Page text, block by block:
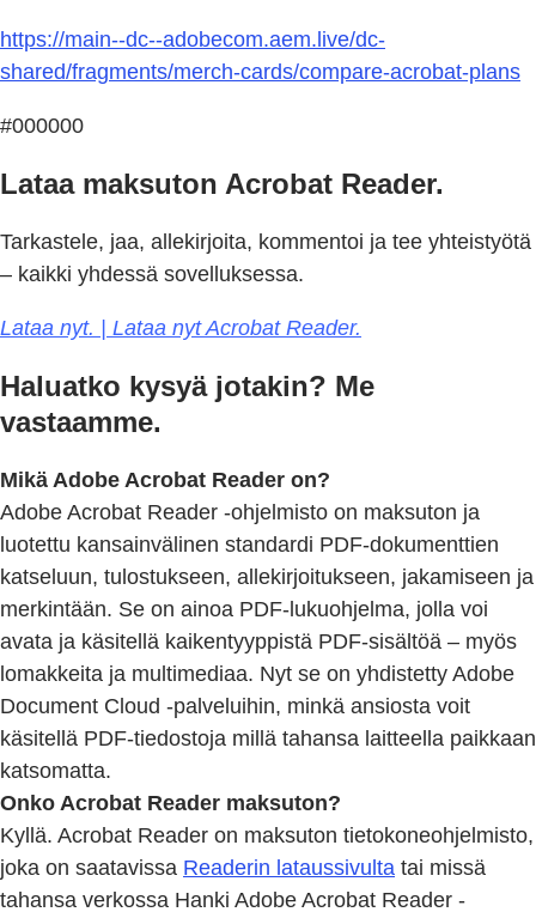
https://main--dc--adobecom.aem.live/dc-
shared/fragments/merch-cards/compare-acrobat-plans
#000000
Lataa maksuton Acrobat Reader.
Tarkastele, jaa, allekirjoita, kommentoi ja tee yhteistyötä
– kaikki yhdessä sovelluksessa.
Lataa nyt. | Lataa nyt Acrobat Reader.
Haluatko kysyä jotakin? Me
vastaamme.
Mikä Adobe Acrobat Reader on?
Adobe Acrobat Reader -ohjelmisto on maksuton ja
luotettu kansainvälinen standardi PDF-dokumenttien
katseluun, tulostukseen, allekirjoitukseen, jakamiseen ja
merkintään. Se on ainoa PDF-lukuohjelma, jolla voi
avata ja käsitellä kaikentyyppistä PDF-sisältöä – myös
lomakkeita ja multimediaa. Nyt se on yhdistetty Adobe
Document Cloud -palveluihin, minkä ansiosta voit
käsitellä PDF-tiedostoja millä tahansa laitteella paikkaan
katsomatta.
Onko Acrobat Reader maksuton?
Kyllä. Acrobat Reader on maksuton tietokoneohjelmisto,
joka on saatavissa Readerin lataussivulta tai missä
tahansa verkossa Hanki Adobe Acrobat Reader -